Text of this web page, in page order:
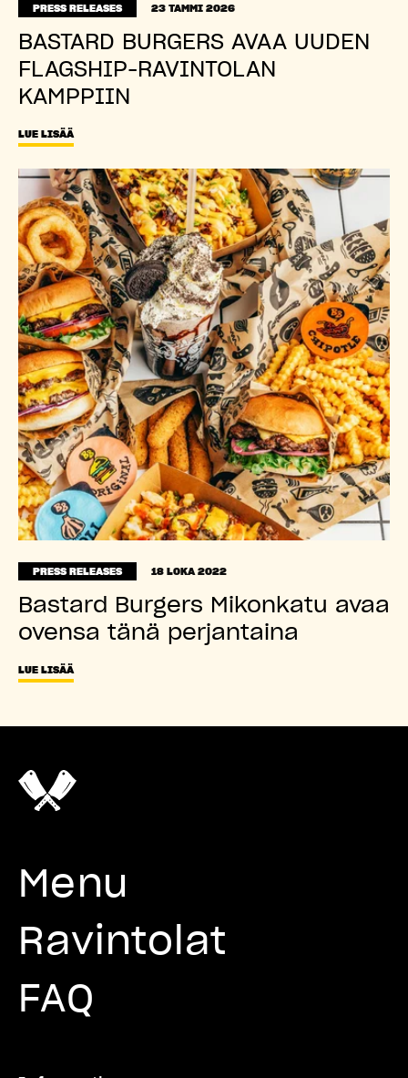
PRESS RELEASES 23 TAMMI 2026
BASTARD BURGERS AVAA UUDEN
FLAGSHIP-RAVINTOLAN
KAMPPIIN
LUE LISÄÄ
PRESS RELEASES 18 LOKA 2022
Bastard Burgers Mikonkatu avaa
ovensa tänä perjantaina
LUE LISÄÄ
Menu
Ravintolat
FAQ